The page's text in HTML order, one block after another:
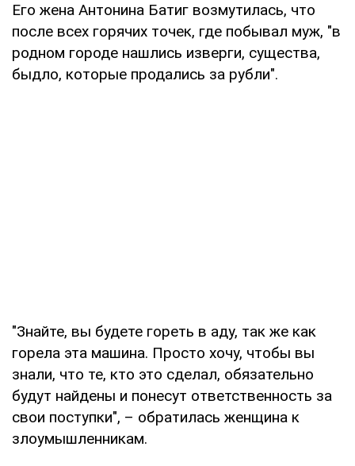
Его жена Антонина Батиг возмутилась, что
после всех горячих точек, где побывал муж, "в
родном городе нашлись изверги, существа,
быдло, которые продались за рубли".
"Знайте, вы будете гореть в аду, так же как
горела эта машина. Просто хочу, чтобы вы
знали, что те, кто это сделал, обязательно
будут найдены и понесут ответственность за
свои поступки", – обратилась женщина к
злоумышленникам.